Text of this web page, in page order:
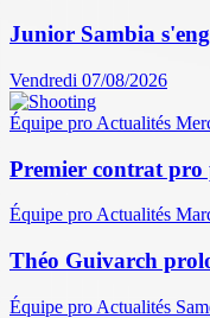
Junior Sambia
Vendredi 07/08/2026
Équipe pro Actualités
Premier contrat pro
Équipe proActualités
Théo Guivarch
Équipe pro Actualités